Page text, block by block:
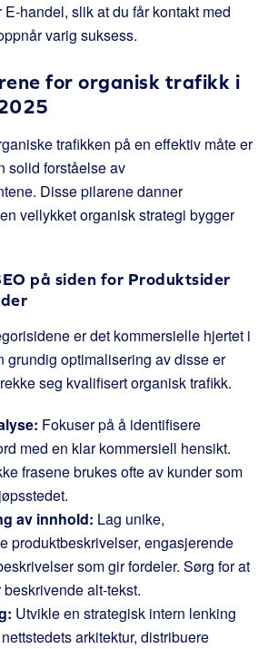
E-handel, slik at du får kontakt med
varig suksess.
for organisk trafikk i
trafikken på en effektiv måte er
solid forståelse av
Disse pilarene danner
vellykket organisk strategi bygger
på siden for Produktsider
er det kommersielle hjertet i
grundig optimalisering av disse er
seg kvalifisert organisk trafikk.
Fokuser på å identifisere
med en klar kommersiell hensikt.
frasene brukes ofte av kunder som
av innhold: Lag unike,
produktbeskrivelser, engasjerende
som gir fordeler. Sørg for at
alt-tekst.
Utvikle en strategisk intern lenking
arkitektur, distribuere